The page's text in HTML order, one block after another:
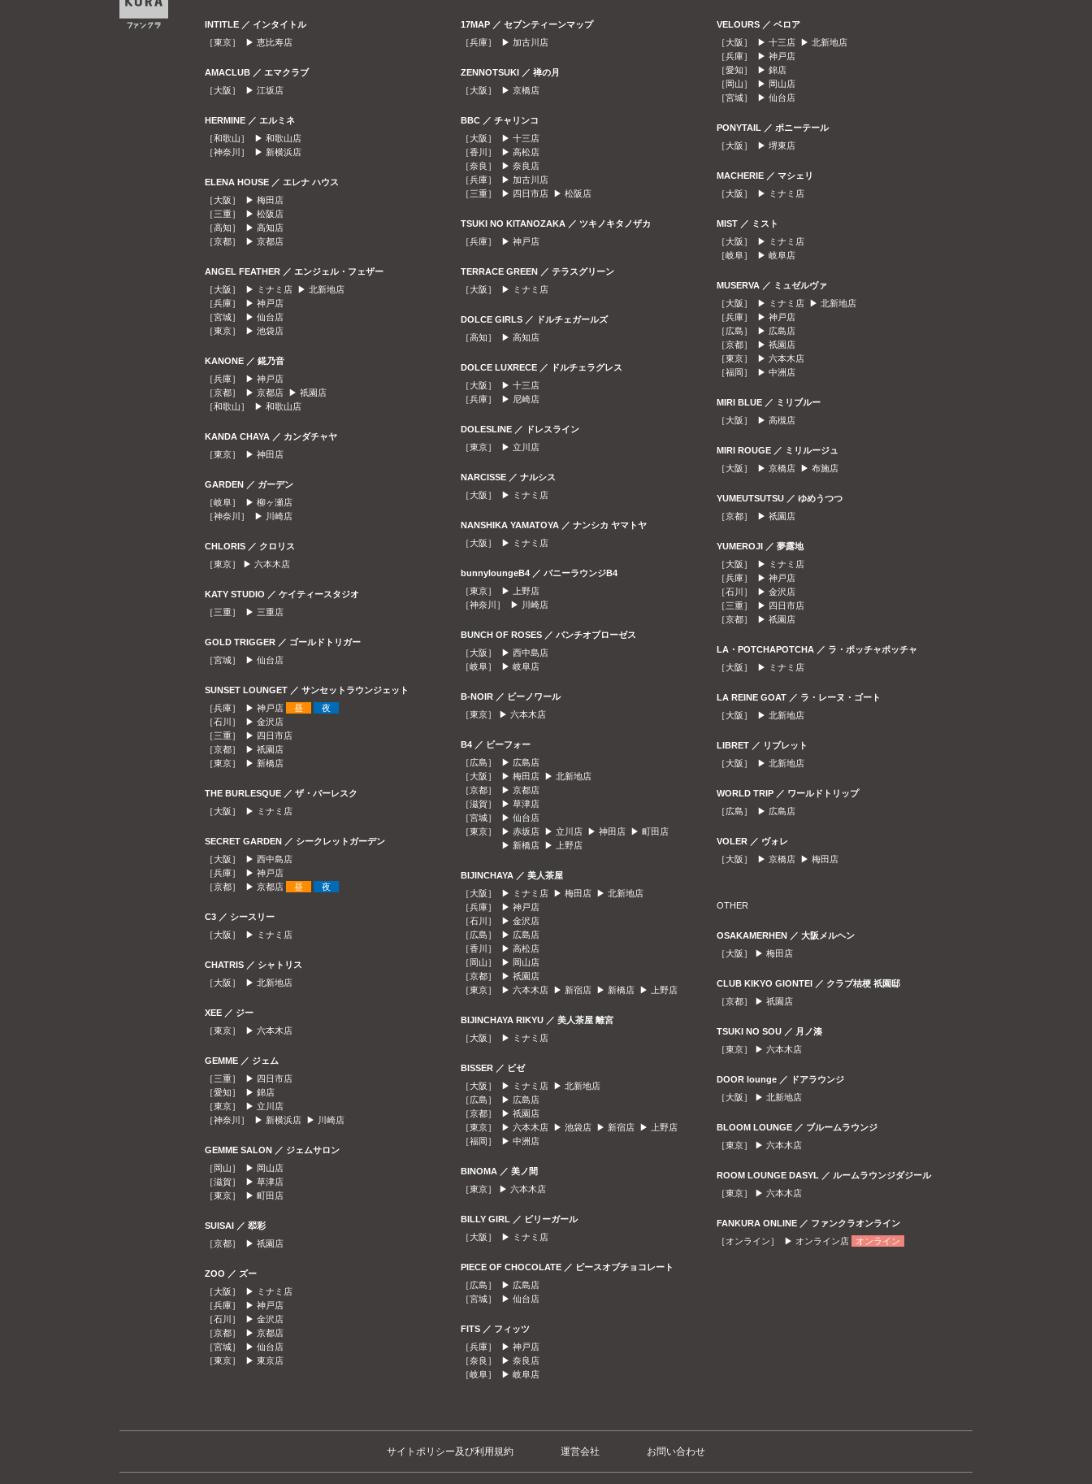
INTITLE ／ インタイトル
［東京］ ▶ 恵比寿店
AMACLUB ／ エマクラブ
［大阪］ ▶ 江坂店
HERMINE ／ エルミネ
［和歌山］ ▶ 和歌山店
［神奈川］ ▶ 新横浜店
ELENA HOUSE ／ エレナ ハウス
［大阪］ ▶ 梅田店
［三重］ ▶ 松阪店
［高知］ ▶ 高知店
［京都］ ▶ 京都店
ANGEL FEATHER ／ エンジェル・フェザー
［大阪］ ▶
ミナミ店 ▶ 北新地店
［兵庫］ ▶ 神戸店
［宮城］ ▶ 仙台店
［東京］ ▶ 池袋店
KANONE ／ 錵乃音
［兵庫］ ▶ 神戸店
［京都］ ▶ 京都店 ▶ 祇園店
［和歌山］ ▶ 和歌山店
KANDA CHAYA ／ カンダチャヤ
［東京］ ▶ 神田店
GARDEN ／ ガーデン
［岐阜］ ▶ 柳ヶ瀬店
［神奈川］ ▶
川崎店
CHLORIS ／ クロリス
［東京］ ▶ 六本木店
KATY STUDIO ／ ケイティースタジオ
［三重］ ▶ 三重店
GOLD TRIGGER ／ ゴールドトリガー
［宮城］ ▶ 仙台店
SUNSET LOUNGET ／ サンセットラウンジェット
［兵庫］ ▶ 神戸店 昼
夜
［石川］ ▶ 金沢店
［三重］ ▶ 四日市店
［京都］ ▶ 祇園店
［東京］ ▶ 新橋店
THE BURLESQUE ／ ザ・バーレスク
［大阪］ ▶
ミナミ店
SECRET GARDEN ／ シークレットガーデン
［大阪］ ▶ 西中島店
［兵庫］ ▶ 神戸店
［京都］ ▶ 京都店 昼 夜
C3 ／ シースリー
［大阪］ ▶
ミナミ店
CHATRIS ／ シャトリス
［大阪］ ▶ 北新地店
XEE ／ ジー
［東京］ ▶ 六本木店
GEMME ／ ジェム
［三重］ ▶ 四日市店
［愛知］ ▶ 錦店
［東京］ ▶ 立川店
［神奈川］ ▶ 新横浜店 ▶ 川崎店
GEMME SALON ／ ジェムサロン
［岡山］ ▶ 岡山店
［滋賀］ ▶ 草津店
［東京］ ▶ 町田店
SUISAI ／ 翆彩
［京都］ ▶ 祇園店
ZOO ／ ズー
［大阪］ ▶
ミナミ店
［兵庫］ ▶ 神戸店
［石川］ ▶ 金沢店
［京都］ ▶ 京都店
［宮城］ ▶ 仙台店
［東京］ ▶ 東京店
17MAP ／ セブンティーンマップ
［兵庫］ ▶ 加古川店
ZENNOTSUKI ／ 禅の月
［大阪］ ▶ 京橋店
BBC ／ チャリンコ
［大阪］ ▶ 十三店
［香川］ ▶ 高松店
［奈良］ ▶ 奈良店
［兵庫］ ▶ 加古川店
［三重］ ▶ 四日市店 ▶ 松阪店
TSUKI NO KITANOZAKA ／ ツキノキタノザカ
［兵庫］ ▶ 神戸店
TERRACE GREEN ／ テラスグリーン
［大阪］ ▶
ミナミ店
DOLCE GIRLS ／ ドルチェガールズ
［高知］ ▶ 高知店
DOLCE LUXRECE ／ ドルチェラグレス
［大阪］ ▶ 十三店
［兵庫］ ▶ 尼崎店
DOLESLINE ／ ドレスライン
［東京］ ▶ 立川店
NARCISSE ／ ナルシス
［大阪］ ▶
ミナミ店
NANSHIKA YAMATOYA ／ ナンシカ ヤマトヤ
［大阪］ ▶
ミナミ店
bunnyloungeB4 ／ バニーラウンジB4
［東京］ ▶
上野店
［神奈川］ ▶
川崎店
BUNCH OF ROSES ／ バンチオブローゼス
［大阪］ ▶ 西中島店
［岐阜］ ▶ 岐阜店
B-NOIR ／ ビーノワール
［東京］ ▶ 六本木店
B4 ／ ビーフォー
［広島］ ▶ 広島店
［大阪］ ▶ 梅田店 ▶ 北新地店
［京都］ ▶ 京都店
［滋賀］ ▶ 草津店
［宮城］ ▶ 仙台店
［東京］ ▶ 赤坂店 ▶ 立川店 ▶ 神田店 ▶ 町田店
▶ 新橋店 ▶ 上野店
BIJINCHAYA ／ 美人茶屋
［大阪］ ▶
ミナミ店 ▶ 梅田店 ▶ 北新地店
［兵庫］ ▶ 神戸店
［石川］ ▶ 金沢店
［広島］ ▶ 広島店
［香川］ ▶ 高松店
［岡山］ ▶ 岡山店
［京都］ ▶ 祇園店
［東京］ ▶ 六本木店 ▶ 新宿店 ▶ 新橋店 ▶ 上野店
BIJINCHAYA RIKYU ／ 美人茶屋 離宮
［大阪］ ▶
ミナミ店
BISSER ／ ビゼ
［大阪］ ▶
ミナミ店 ▶ 北新地店
［広島］ ▶ 広島店
［京都］ ▶ 祇園店
［東京］ ▶ 六本木店 ▶ 池袋店 ▶ 新宿店 ▶
上野店
［福岡］ ▶ 中洲店
BINOMA ／ 美ノ間
［東京］ ▶ 六本木店
BILLY GIRL ／ ビリーガール
［大阪］ ▶
ミナミ店
PIECE OF CHOCOLATE ／ ピースオブチョコレート
［広島］ ▶ 広島店
［宮城］ ▶ 仙台店
FITS ／ フィッツ
［兵庫］ ▶ 神戸店
［奈良］ ▶ 奈良店
［岐阜］ ▶ 岐阜店
VELOURS ／ ベロア
［大阪］ ▶ 十三店 ▶ 北新地店
［兵庫］ ▶ 神戸店
［愛知］ ▶ 錦店
［岡山］ ▶ 岡山店
［宮城］ ▶ 仙台店
PONYTAIL ／ ポニーテール
［大阪］ ▶ 堺東店
MACHERIE ／ マシェリ
［大阪］ ▶
ミナミ店
MIST ／ ミスト
［大阪］ ▶
ミナミ店
［岐阜］ ▶ 岐阜店
MUSERVA ／ ミュゼルヴァ
［大阪］ ▶
ミナミ店 ▶ 北新地店
［兵庫］ ▶ 神戸店
［広島］ ▶ 広島店
［京都］ ▶ 祇園店
［東京］ ▶ 六本木店
［福岡］ ▶ 中洲店
MIRI BLUE ／ ミリブルー
［大阪］ ▶ 高槻店
MIRI ROUGE ／ ミリルージュ
［大阪］ ▶ 京橋店 ▶ 布施店
YUMEUTSUTSU ／ ゆめうつつ
［京都］ ▶ 祇園店
YUMEROJI ／ 夢露地
［大阪］ ▶
ミナミ店
［兵庫］ ▶ 神戸店
［石川］ ▶ 金沢店
［三重］ ▶ 四日市店
［京都］ ▶ 祇園店
LA・POTCHAPOTCHA ／ ラ・ポッチャポッチャ
［大阪］ ▶
ミナミ店
LA REINE GOAT ／ ラ・レーヌ・ゴート
［大阪］ ▶ 北新地店
LIBRET ／ リブレット
［大阪］ ▶ 北新地店
WORLD TRIP ／ ワールドトリップ
［広島］ ▶ 広島店
VOLER ／ ヴォレ
［大阪］ ▶ 京橋店 ▶ 梅田店
OTHER
OSAKAMERHEN ／ 大阪メルヘン
［大阪］ ▶ 梅田店
CLUB KIKYO GIONTEI ／ クラブ桔梗 祇園邸
［京都］ ▶ 祇園店
TSUKI NO SOU ／ 月ノ湊
［東京］ ▶ 六本木店
DOOR lounge ／ ドアラウンジ
［大阪］ ▶ 北新地店
BLOOM LOUNGE ／ ブルームラウンジ
［東京］ ▶ 六本木店
ROOM LOUNGE DASYL ／ ルームラウンジダジール
［東京］ ▶ 六本木店
FANKURA ONLINE ／ ファンクラオンライン
［オンライン］ ▶ オンライン店 オンライン
サイトポリシー及び利用規約 運営会社 お問い合わせ